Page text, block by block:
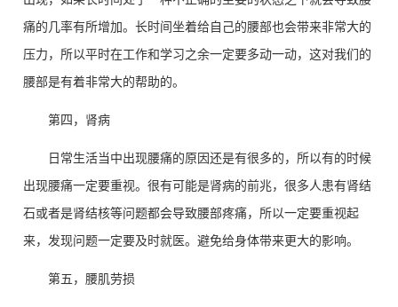
痛的几率有所增加。长时间坐着给自己的腰部也会带来非常大的
压力，所以平时在工作和学习之余一定要多动一动，这对我们的
腰部是有着非常大的帮助的。
第四，肾病
日常生活当中出现腰痛的原因还是有很多的，所以有的时候
出现腰痛一定要重视。很有可能是肾病的前兆，很多人患有肾结
石或者是肾结核等问题都会导致腰部疼痛，所以一定要重视起
来，发现问题一定要及时就医。避免给身体带来更大的影响。
第五，腰肌劳损